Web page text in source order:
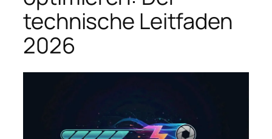
technische Leitfaden
2026